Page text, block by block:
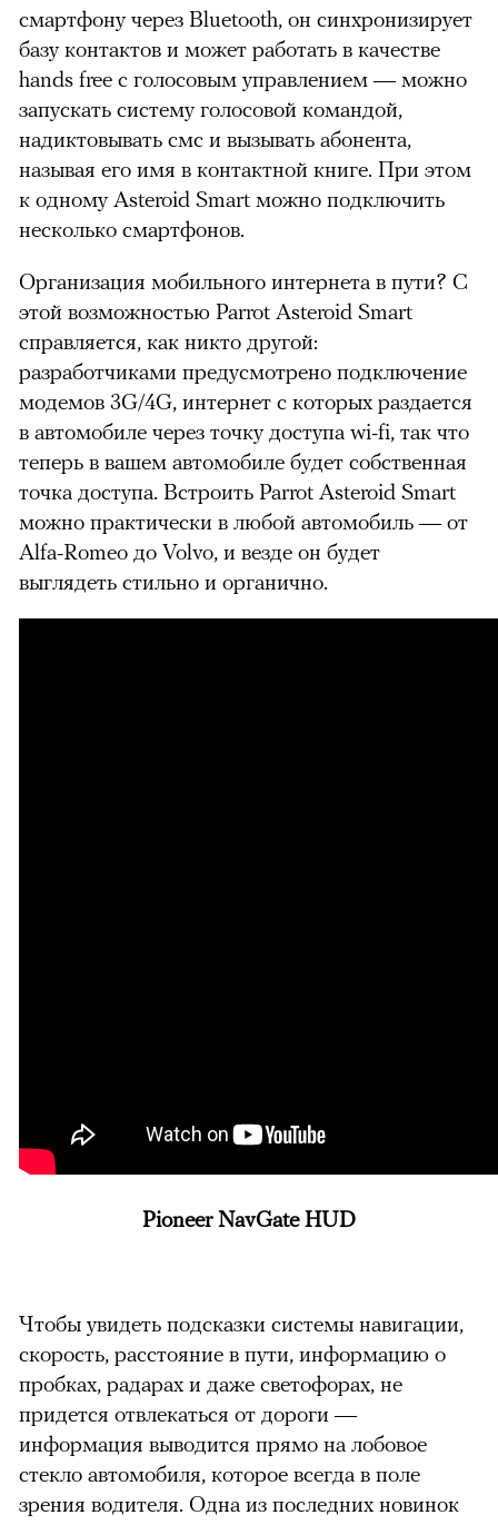
00:00/ 00:00
смартфону через Bluetooth, он синхронизирует
базу контактов и может работать в качестве
hands free с голосовым управлением — можно
запускать систему голосовой командой,
надиктовывать смс и вызывать абонента,
называя его имя в контактной книге. При этом
к одному Asteroid Smart можно подключить
несколько смартфонов.
Организация мобильного интернета в пути? C
этой возможностью Parrot Asteroid Smart
справляется, как никто другой:
разработчиками предусмотрено подключение
модемов 3G/4G, интернет с которых раздается
в автомобиле через точку доступа wi-fi, так что
теперь в вашем автомобиле будет собственная
точка доступа. Встроить Parrot Asteroid Smart
можно практически в любой автомобиль — от
Alfa-Romeo до Volvo, и везде он будет
выглядеть стильно и органично.
Pioneer NavGate HUD
Чтобы увидеть подсказки системы навигации,
скорость, расстояние в пути, информацию о
пробках, радарах и даже светофорах, не
придется отвлекаться от дороги —
информация выводится прямо на лобовое
стекло автомобиля, которое всегда в поле
зрения водителя. Одна из последних новинок